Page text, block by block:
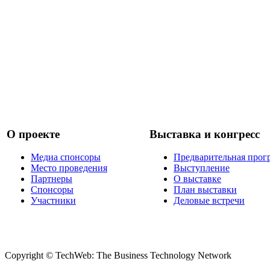
О проекте
Медиа спонсоры
Место проведения
Партнеры
Спонсоры
Участники
Выставка и конгресс
Предварительная
Выступление
О выставке
План выставки
Деловые встречи
Copyright © TechWeb: The Business Technology Network